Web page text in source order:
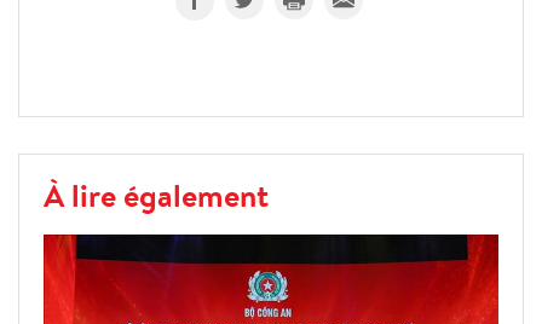
À lire également